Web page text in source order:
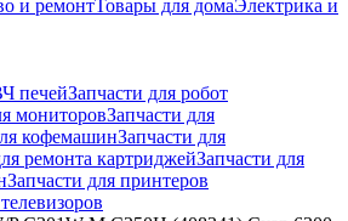
и ремонтТовары для домаЭлектрика и
печейЗапчасти для робот
мониторовЗапчасти для
кофемашинЗапчасти для
ремонта картриджейЗапчасти для
Запчасти для принтеров